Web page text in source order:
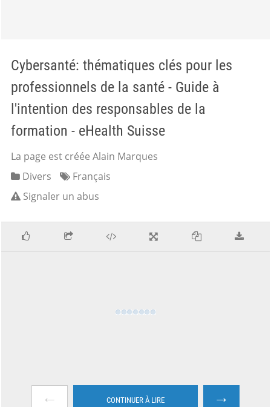
Cybersanté: thématiques clés pour les
professionnels de la santé - Guide à
l'intention des responsables de la
formation - eHealth Suisse
La page est créée Alain Marques
Divers
Français
Signaler un abus
← CONTINUER À LIRE →